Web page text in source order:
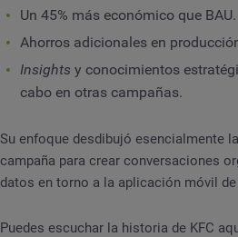
Un 45% más económico que BAU.
Ahorros adicionales en
Insights y conocimientos
cabo en otras campañas.
Su enfoque desdibujó esencialmente
campaña para crear conversaciones
datos en torno a la aplicación móvil de
Puedes escuchar la historia de KFC